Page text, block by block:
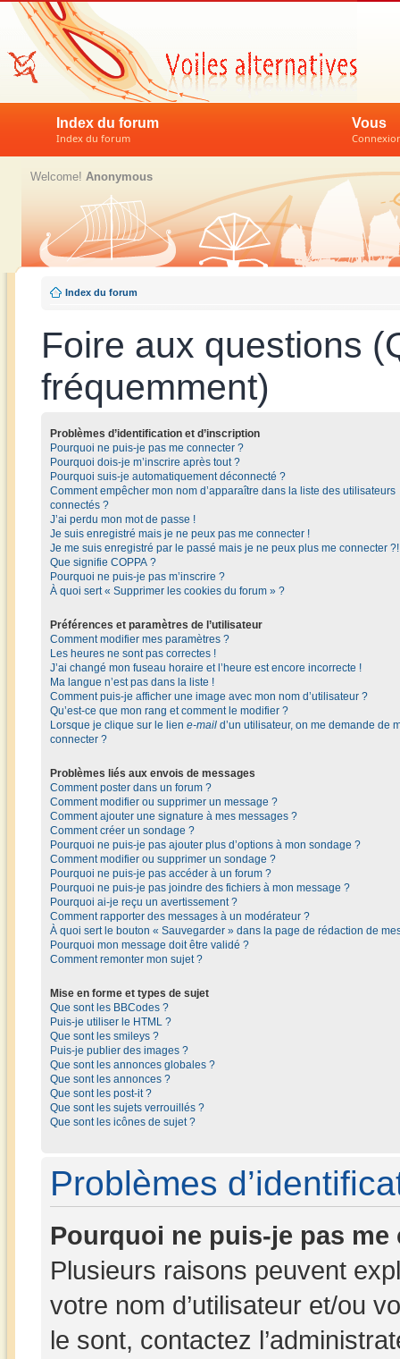
Index du forum
Index du forum
Vous
Welcome! Anonymous
Index du forum
Foire aux questions
fréquemment)
Problèmes d’identification et d’inscription
Pourquoi ne puis-je pas me connecter ?
Pourquoi dois-je m’inscrire après tout ?
Pourquoi suis-je automatiquement déconnecté ?
Comment empêcher mon nom d’apparaître dans la liste des utilisateurs
connectés ?
J’ai perdu mon mot de passe !
Je suis enregistré mais je ne peux pas me connecter !
Je me suis enregistré par le passé mais je ne peux plus me connecter ?!
Que signifie COPPA ?
Pourquoi ne puis-je pas m’inscrire ?
À quoi sert « Supprimer les cookies du forum » ?
Préférences et paramètres de l’utilisateur
Comment modifier mes paramètres ?
Les heures ne sont pas correctes !
J’ai changé mon fuseau horaire et l’heure est encore incorrecte !
Ma langue n’est pas dans la liste !
Comment puis-je afficher une image avec mon nom d’utilisateur ?
Qu’est-ce que mon rang et comment le modifier ?
Lorsque je clique sur le lien e-mail d’un utilisateur, on me demande de
connecter ?
Problèmes liés aux envois de messages
Comment poster dans un forum ?
Comment modifier ou supprimer un message ?
Comment ajouter une signature à mes messages ?
Comment créer un sondage ?
Pourquoi ne puis-je pas ajouter plus d’options à mon sondage ?
Comment modifier ou supprimer un sondage ?
Pourquoi ne puis-je pas accéder à un forum ?
Pourquoi ne puis-je pas joindre des fichiers à mon message ?
Pourquoi ai-je reçu un avertissement ?
Comment rapporter des messages à un modérateur ?
À quoi sert le bouton « Sauvegarder » dans la page de rédaction de
Pourquoi mon message doit être validé ?
Comment remonter mon sujet ?
Mise en forme et types de sujet
Que sont les BBCodes ?
Puis-je utiliser le HTML ?
Que sont les smileys ?
Puis-je publier des images ?
Que sont les annonces globales ?
Que sont les annonces ?
Que sont les post-it ?
Que sont les sujets verrouillés ?
Que sont les icônes de sujet ?
Problèmes
Pourquoi ne puis-je pas me
Plusieurs raisons peuvent
votre nom d’utilisateur et/ou
le sont, contactez